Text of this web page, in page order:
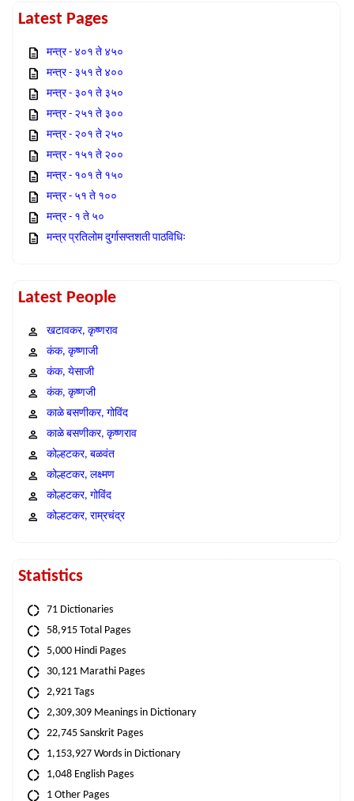
Latest Pages
मन्त्र - ४०१ ते ४५०
मन्त्र - ३५१ ते ४००
मन्त्र - ३०१ ते ३५०
मन्त्र - २५१ ते ३००
मन्त्र - २०१ ते २५०
मन्त्र - १५१ ते २००
मन्त्र - १०१ ते १५०
मन्त्र - ५१ ते १००
मन्त्र - १ ते ५०
मन्त्र प्रतिलोम दुर्गासप्तशती पाठविधिः
Latest People
खटावकर, कृष्णराव
कंक, कृष्णाजी
कंक, येसाजी
कंक, कृष्णजी
काळे बसणीकर, गोविंद
काळे बसणीकर, कृष्णराव
कोल्हटकर, बळवंत
कोल्हटकर, लक्ष्मण
कोल्हटकर, गोविंद
कोल्हटकर, राम्रचंद्र
Statistics
71 Dictionaries
58,915 Total Pages
5,000 Hindi Pages
30,121 Marathi Pages
2,921 Tags
2,309,309 Meanings in Dictionary
22,745 Sanskrit Pages
1,153,927 Words in Dictionary
1,048 English Pages
1 Other Pages